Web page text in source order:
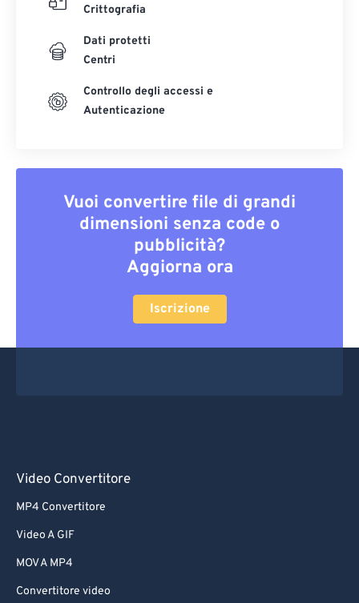
Crittografia
Dati protetti
Centri
Controllo degli accessi e
Autenticazione
Vuoi convertire file di grandi
dimensioni senza code o
pubblicità?
Aggiorna ora
Iscrizione
Video Convertitore
MP4 Convertitore
Video A GIF
MOV A MP4
Convertitore video